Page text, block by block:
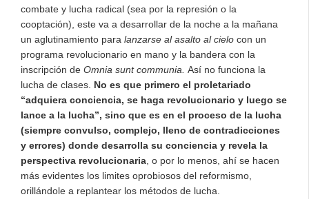
combate y lucha radical (sea por la represión o la
cooptación), este va a desarrollar de la noche a la mañana
un aglutinamiento para lanzarse al asalto al cielo con un
programa revolucionario en mano y la bandera con la
inscripción de Omnia sunt communia. Así no funciona la
lucha de clases. No es que primero el proletariado
“adquiera conciencia, se haga revolucionario y luego se
lance a la lucha”, sino que es en el proceso de la lucha
(siempre convulso, complejo, lleno de contradicciones
y errores) donde desarrolla su conciencia y revela la
perspectiva revolucionaria , o por lo menos, ahí se hacen
más evidentes los limites oprobiosos del reformismo,
orillándole a replantear los métodos de lucha.